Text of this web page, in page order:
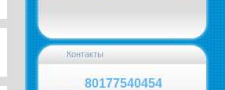
Контакты
80177540454